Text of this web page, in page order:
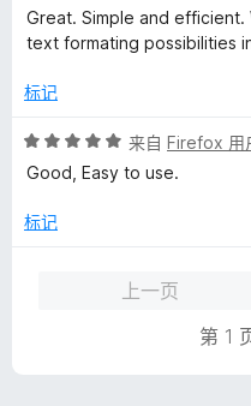
分
5
5
Great. Simple and efficient.
text formating possibilities
标记
评
分
/
来自 Firefox 用
Good, Easy to use.
标记
上一页
第 1